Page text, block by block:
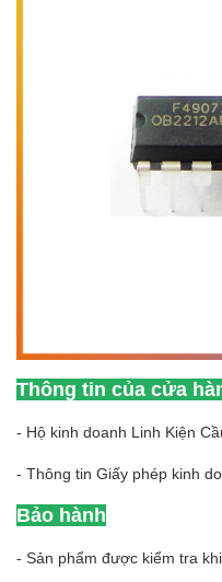
Thông tin của cửa
- Hộ kinh doanh Linh Kiện
- Thông tin Giấy phép kinh
Bảo hành
- Sản phẩm được kiểm tra